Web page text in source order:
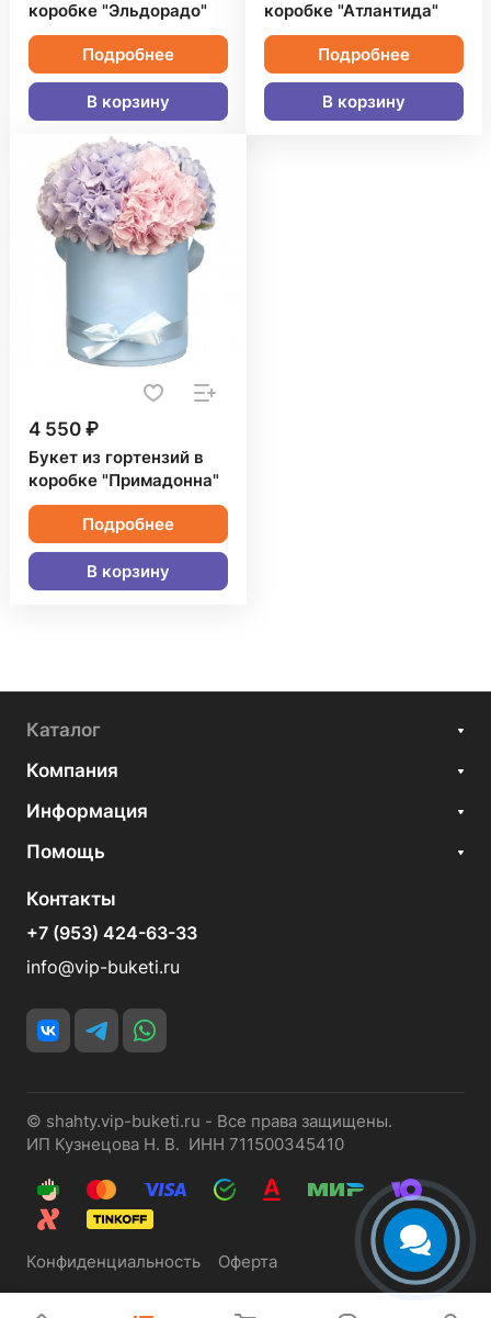
коробке "Эльдорадо"
Подробнее
В корзину
коробке "Атлантида"
Подробнее
В корзину
4 550 ₽
Букет из гортензий в
коробке "Примадонна"
Подробнее
В корзину
Каталог
Компания
Информация
Помощь
Контакты
+7 (953) 424-63-33
info@vip-buketi.ru
© shahty.vip-buketi.ru - Все права защищены.
ИП Кузнецова Н. В. ИНН 711500345410
Конфиденциальность Оферта